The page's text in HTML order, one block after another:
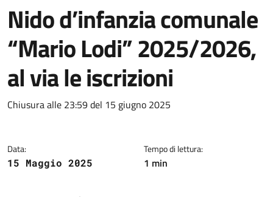
Nido d’infanzia comunale
“Mario Lodi” 2025/2026,
al via le iscrizioni
Dettagli della notizia
Chiusura alle 23:59 del 15 giugno 2025
Data:
15 Maggio 2025
Tempo di lettura:
1 min